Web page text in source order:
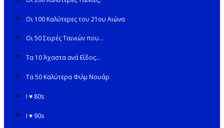
Οι 100 Καλύτερες του 21ου Αιώνα
Οι 50 Σειρές Ταινιών που…
Τα 10 Άχαστα ανά Είδος…
Τα 50 Καλύτερα Φιλμ Νουάρ
I ♥ 80s
I ♥ 90s